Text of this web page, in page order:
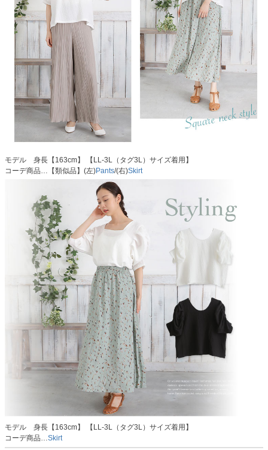
モデル 身長【163cm】 【LL-3L（タグ3L）サイズ着用】
コーデ商品…【類似品】(左)Pants/(右)Skirt
モデル 身長【163cm】 【LL-3L（タグ3L）サイズ着用】
コーデ商品…Skirt